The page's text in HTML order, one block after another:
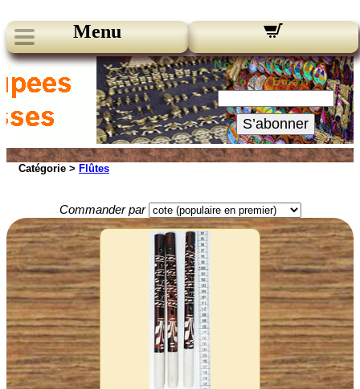
Menu
Nos Newsletters :
Votre Email :
S’abonner
Catégorie > Flûtes
Commander par